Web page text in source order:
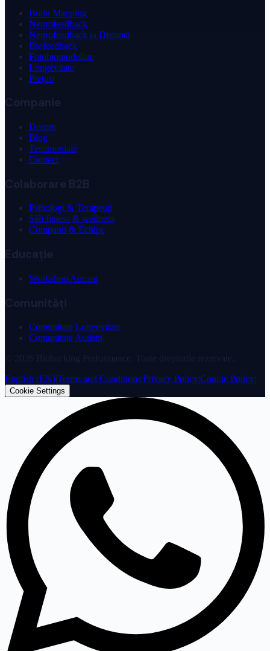
Brain Mapping
Neurofeedback
Neurofeedback la Distanță
Biofeedback
Fotobiomodulare
Longevitate
Prețuri
Companie
Despre
Blog
Testimoniale
Contact
Colaborare B2B
Psihologi & Terapeuți
Săli fitness & wellness
Companii & Echipe
Educație
Workshop Autism
Comunități
Comunitate Longevitate
Comunitate Autism
English (EN)Terms and ConditionsPrivacy PolicyCookie Policy
Cookie Settings